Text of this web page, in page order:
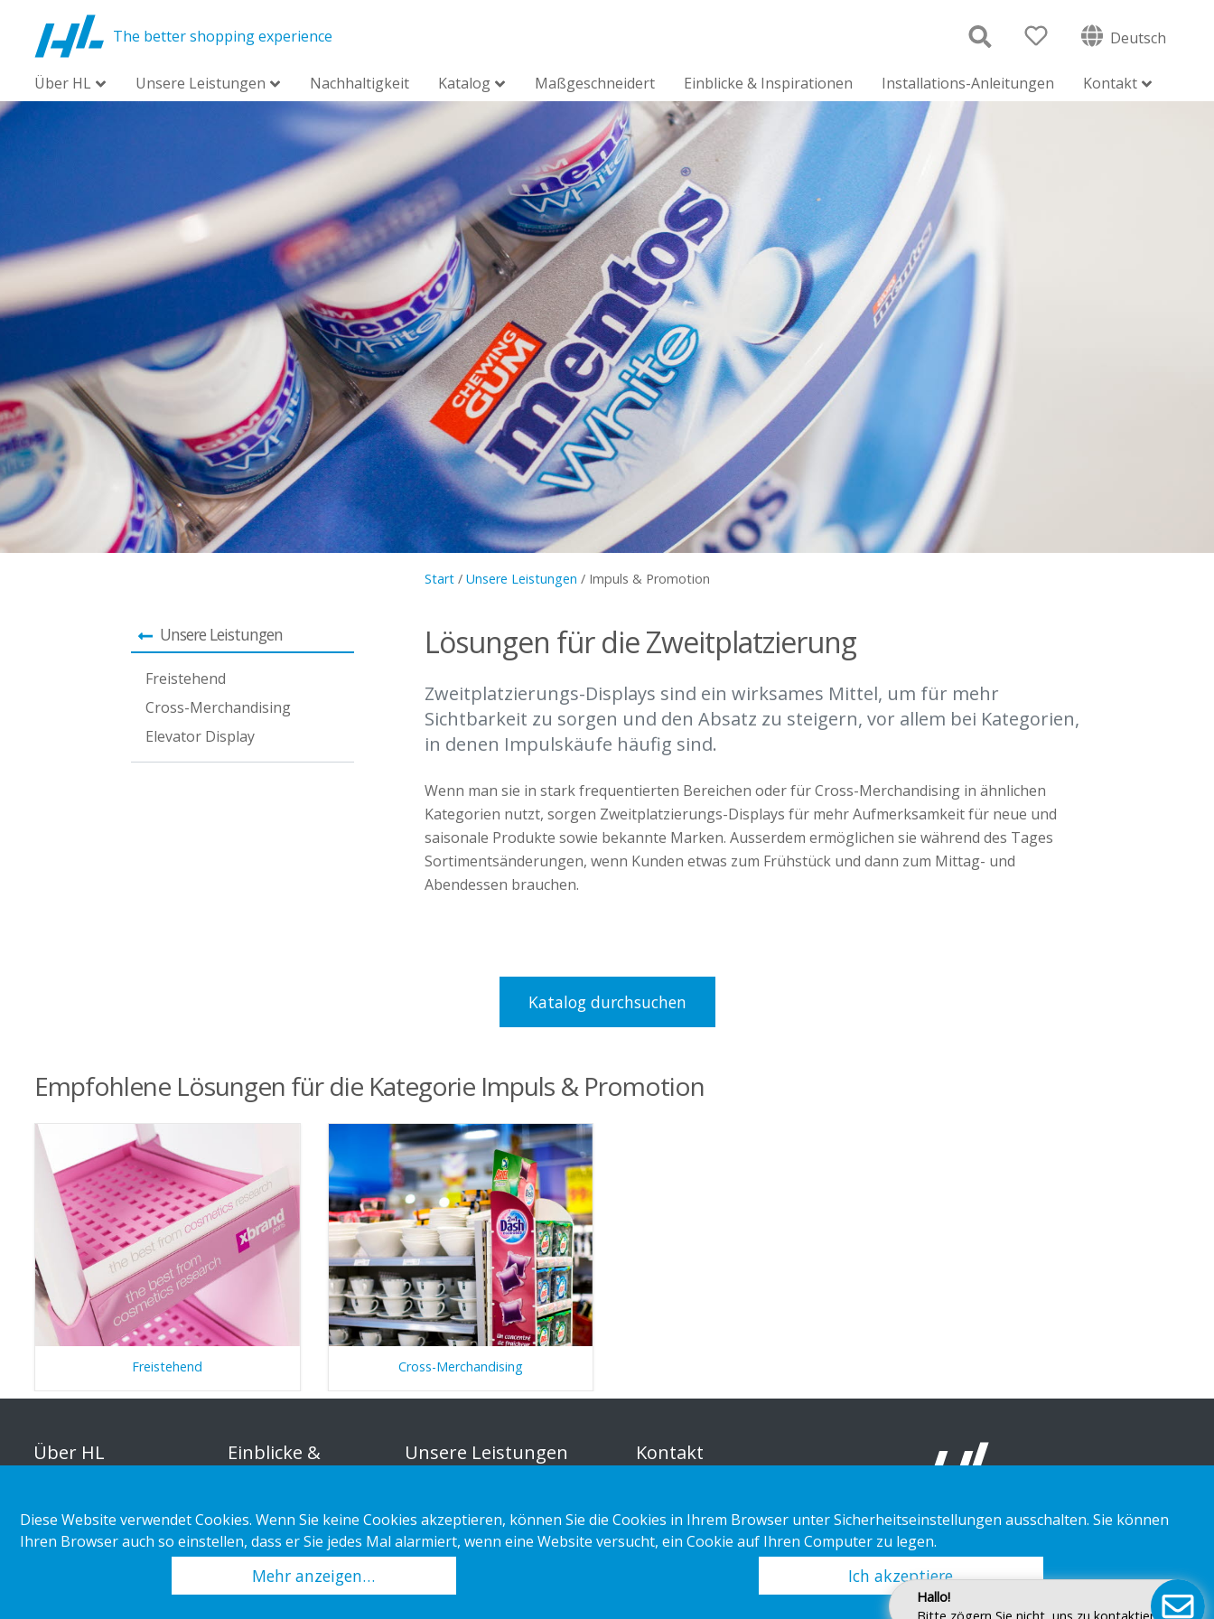
The better shopping experience Deutsch
Über HL Unsere Leistungen Nachhaltigkeit Katalog Maßgeschneidert Einblicke & Inspirationen Installations-Anleitungen Kontakt
Start / Unsere Leistungen / Impuls & Promotion
Unsere Leistungen
Freistehend
Cross-Merchandising
Elevator Display
Lösungen für die Zweitplatzierung
Zweitplatzierungs-Displays sind ein wirksames Mittel, um für mehr
Sichtbarkeit zu sorgen und den Absatz zu steigern, vor allem bei Kategorien,
in denen Impulskäufe häufig sind.
Wenn man sie in stark frequentierten Bereichen oder für Cross-Merchandising in ähnlichen
Kategorien nutzt, sorgen Zweitplatzierungs-Displays für mehr Aufmerksamkeit für neue und
saisonale Produkte sowie bekannte Marken. Ausserdem ermöglichen sie während des Tages
Sortimentsänderungen, wenn Kunden etwas zum Frühstück und dann zum Mittag- und
Abendessen brauchen.
Katalog durchsuchen
Empfohlene Lösungen für die Kategorie Impuls & Promotion
Freistehend Cross-Merchandising
Hallo!
Über HL
Unternehmerische
Verantwortung
Einblicke &
Inspirationen
Marktabteilung
Kundenbeispiele
Einzelhandelstrends
Unsere Leistungen
Kreislaufangebot
Maßgeschneidert
Kontakt
Cookies
Diese Website verwendet Cookies. Wenn Sie keine Cookies akzeptieren, können Sie die Cookies in Ihrem Browser unter Sicherheitseinstellungen ausschalten. Sie können
Ihren Browser auch so einstellen, dass er Sie jedes Mal alarmiert, wenn eine Website versucht, ein Cookie auf Ihren Computer zu legen.
Mehr anzeigen… Ich akzeptiere